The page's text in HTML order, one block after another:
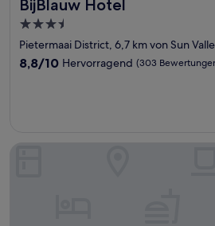
BijBlauw Hotel
3.5-
Sterne-
Unterkunft
Pietermaai District, 6,7 km von Sun
8.8
8,8/10 Hervorragend (303